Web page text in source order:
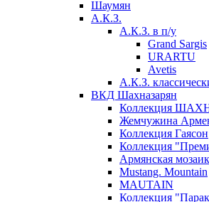
Шаумян
А.К.З.
А.К.З. в п/у
Grand Sargis
URARTU
Avetis
А.К.З.
ВКД Шахназарян
Коллекция
Жемчужина
Коллекция Гаясон
Коллекция
Армянская
Mustang. Mountain
MAUTAIN
Коллекция